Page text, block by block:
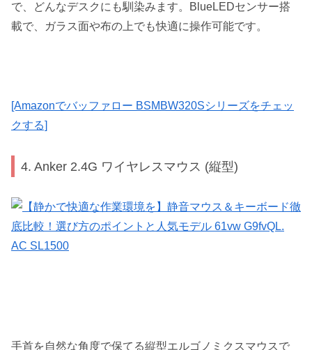
で、どんなデスクにも馴染みます。BlueLEDセンサー搭
載で、ガラス面や布の上でも快適に操作可能です。
[Amazonでバッファロー BSMBW320Sシリーズをチェッ
クする]
4. Anker 2.4G ワイヤレスマウス (縦型)
手首を自然な角度で保てる縦型エルゴノミクスマウスで